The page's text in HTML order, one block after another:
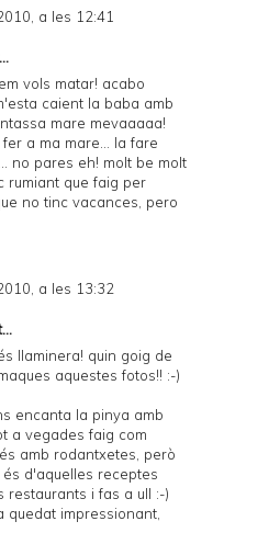
a les 12:41
em vols matar! acabo
caient la baba amb
mare mevaaaaa!
a ma mare... la fare
no pares eh! molt be molt
rumiant que faig per
no tinc vacances, pero
a les 13:32
llaminera! quin goig de
aquestes fotos!! :-)
encanta la pinya amb
a vegades faig com
amb rodantxetes, però
d'aquelles receptes
restaurants i fas a ull :-)
quedat impressionant,